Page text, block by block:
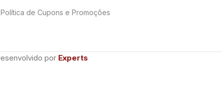
Política de Cupons e Promoções
por Experts